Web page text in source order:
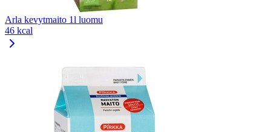
Arla kevytmaito 1l luomu
46 kcal